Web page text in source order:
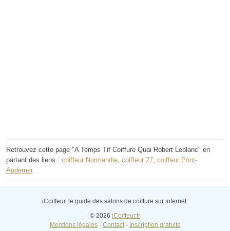
Retrouvez cette page "A Temps Tif Coiffure Quai Robert Leblanc" en
partant des liens : coiffeur Normandie coiffeur 27 coiffeur Pont-
Audemer.
iCoiffeur, le guide des salons de coiffure sur internet.
© 2026 iCoiffeur.fr
Mentions légales- Contact- Inscription gratuite